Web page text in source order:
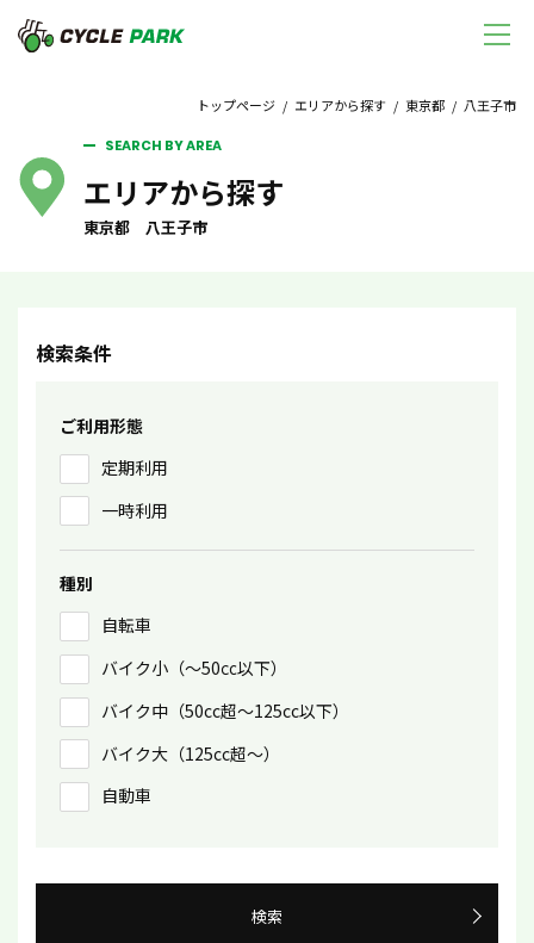
トップページ / エリアから探す / 東京都 / 八王子市
SEARCH BY AREA
エリアから探す
東京都 八王子市
検索条件
ご利用形態
定期利用
一時利用
種別
自転車
バイク小（〜50㏄以下）
バイク中（50cc超〜125cc以下）
バイク大（125cc超〜）
自動車
検索